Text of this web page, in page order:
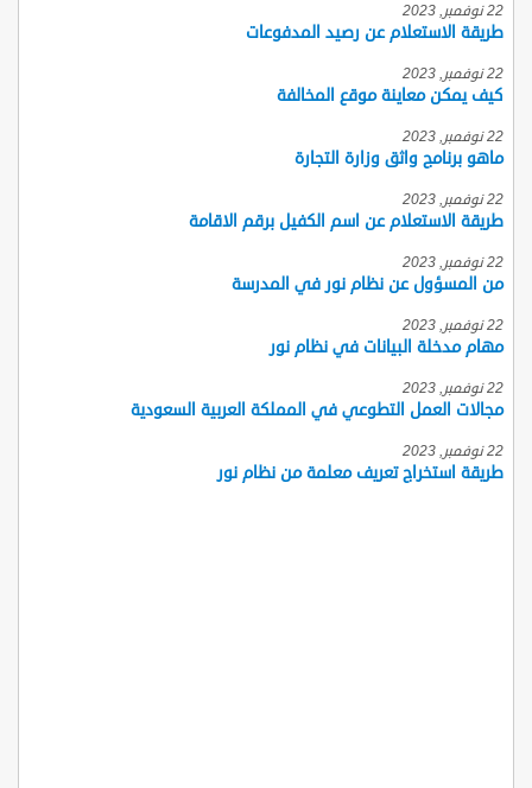
22 نوفمبر, 2023
طريقة الاستعلام عن رصيد المدفوعات
22 نوفمبر, 2023
كيف يمكن معاينة موقع المخالفة
22 نوفمبر, 2023
ماهو برنامج واثق وزارة التجارة
22 نوفمبر, 2023
طريقة الاستعلام عن اسم الكفيل برقم الاقامة
22 نوفمبر, 2023
من المسؤول عن نظام نور في المدرسة
22 نوفمبر, 2023
مهام مدخلة البيانات في نظام نور
22 نوفمبر, 2023
مجالات العمل التطوعي في المملكة العربية السعودية
22 نوفمبر, 2023
طريقة استخراج تعريف معلمة من نظام نور